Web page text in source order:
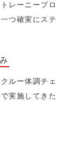
レーニープロ
つ確実にステ
ルー体調チェ
実施してきた